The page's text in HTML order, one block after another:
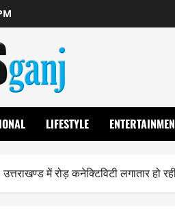
LIFESTYLE
उत्तराखण्ड में रोड़ कनेक्टिविटी लगातार हो